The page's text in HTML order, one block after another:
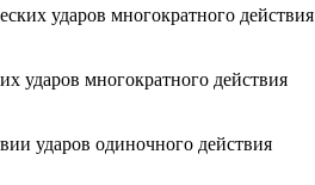
ударов многократного действия
ударов многократного действия
ударов одиночного действия